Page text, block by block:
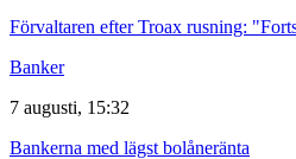
Förvaltaren efter Troax rusning:
Banker
7 augusti, 15:32
Bankerna med lägst bolåneränta